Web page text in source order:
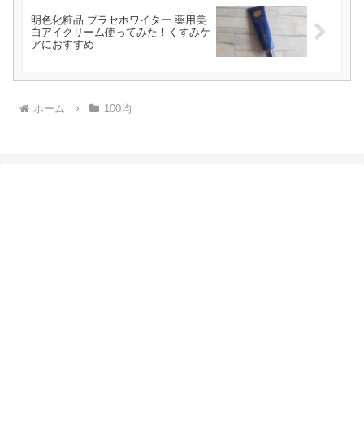
明色化粧品 プラセホワイター 薬用美
白アイクリーム使ってみた！くすみケ
アにおすすめ
ホーム 100均